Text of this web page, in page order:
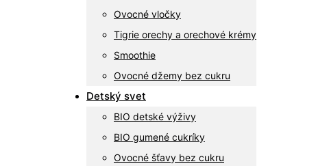
Ovocné vločky
Tigrie orechy a orechové krémy
Smoothie
Ovocné džemy bez cukru
Detský svet
BIO detské výživy
BIO gumené cukríky
Ovocné šťavy bez cukru